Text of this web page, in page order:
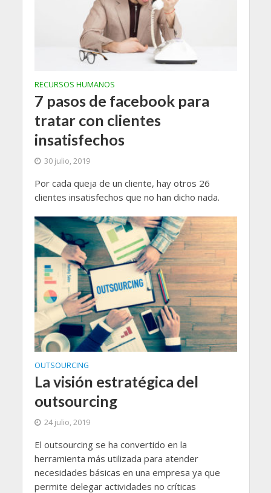
RECURSOS HUMANOS
7 pasos de facebook para
tratar con clientes
insatisfechos
30 julio, 2019
Por cada queja de un cliente, hay otros 26
clientes insatisfechos que no han dicho nada.
OUTSOURCING
La visión estratégica del
outsourcing
24 julio, 2019
El outsourcing se ha convertido en la
herramienta más utilizada para atender
necesidades básicas en una empresa ya que
permite delegar actividades no críticas